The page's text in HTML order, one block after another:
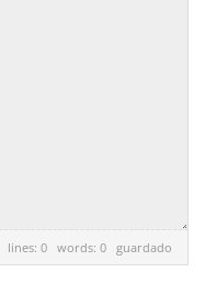
lines: 0 words: 0 guardado